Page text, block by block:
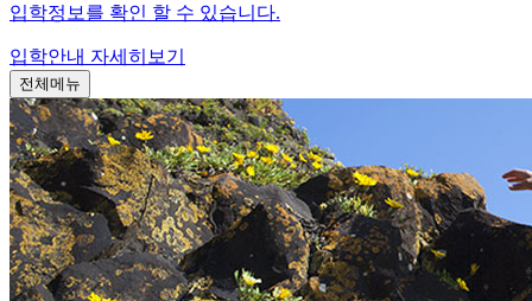
입학정보를 확인 할 수 있습니다.
입학안내 자세히보기
전체메뉴